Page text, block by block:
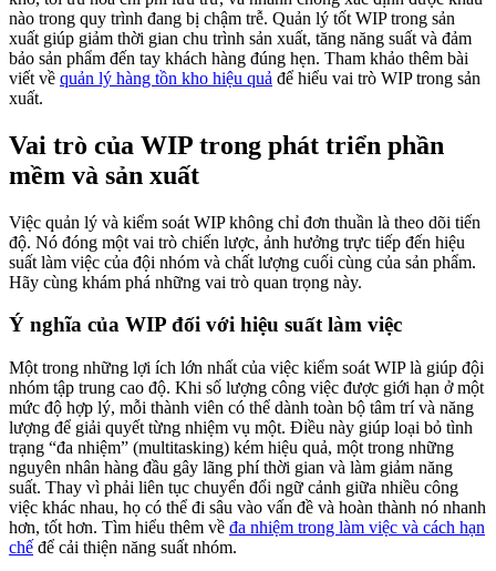
nào trong quy trình đang bị chậm trễ. Quản lý tốt WIP trong sản
xuất giúp giảm thời gian chu trình sản xuất, tăng năng suất và đảm
bảo sản phẩm đến tay khách hàng đúng hẹn. Tham khảo thêm bài
viết về quản lý hàng tồn kho hiệu quả để hiểu vai trò WIP trong sản
xuất.
Vai trò của WIP trong phát triển phần
mềm và sản xuất
Việc quản lý và kiểm soát WIP không chỉ đơn thuần là theo dõi tiến
độ. Nó đóng một vai trò chiến lược, ảnh hưởng trực tiếp đến hiệu
suất làm việc của đội nhóm và chất lượng cuối cùng của sản phẩm.
Hãy cùng khám phá những vai trò quan trọng này.
Ý nghĩa của WIP đối với hiệu suất làm việc
Một trong những lợi ích lớn nhất của việc kiểm soát WIP là giúp đội
nhóm tập trung cao độ. Khi số lượng công việc được giới hạn ở một
mức độ hợp lý, mỗi thành viên có thể dành toàn bộ tâm trí và năng
lượng để giải quyết từng nhiệm vụ một. Điều này giúp loại bỏ tình
trạng “đa nhiệm” (multitasking) kém hiệu quả, một trong những
nguyên nhân hàng đầu gây lãng phí thời gian và làm giảm năng
suất. Thay vì phải liên tục chuyển đổi ngữ cảnh giữa nhiều công
việc khác nhau, họ có thể đi sâu vào vấn đề và hoàn thành nó nhanh
hơn, tốt hơn. Tìm hiểu thêm về đa nhiệm trong làm việc và cách hạn
chế để cải thiện năng suất nhóm.